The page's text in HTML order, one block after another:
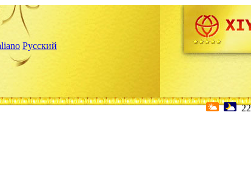
Русский